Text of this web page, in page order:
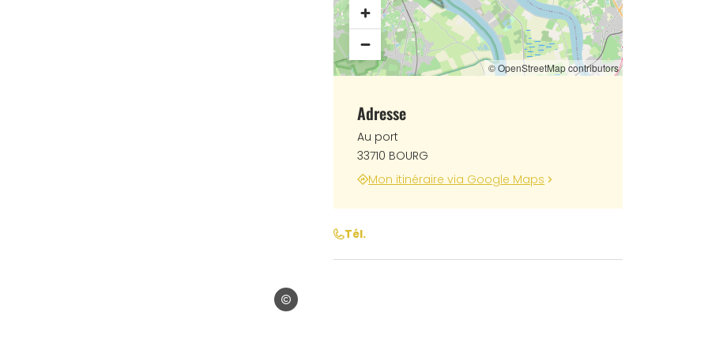
©Bourg Cubzaguais Tourisme
Tourisme
© OpenStreetMap contributors
Adresse
Au port
33710 BOURG
Mon itinéraire via Google Maps
Tél.